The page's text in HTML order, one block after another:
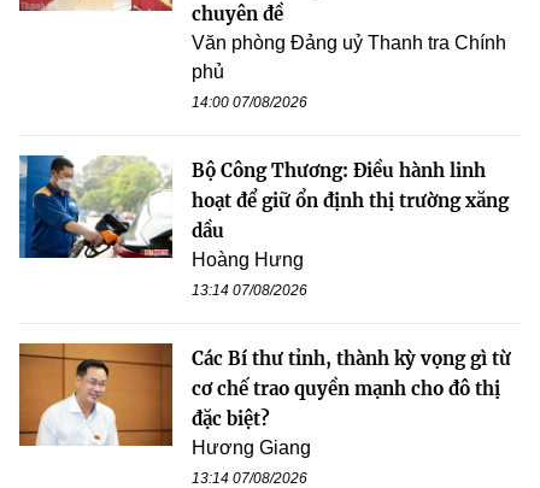
chuyên đề
Văn phòng Đảng uỷ Thanh tra Chính
phủ
14:00 07/08/2026
Bộ Công Thương: Điều hành linh
hoạt để giữ ổn định thị trường xăng
dầu
Hoàng Hưng
13:14 07/08/2026
Các Bí thư tỉnh, thành kỳ vọng gì từ
cơ chế trao quyền mạnh cho đô thị
đặc biệt?
Hương Giang
13:14 07/08/2026